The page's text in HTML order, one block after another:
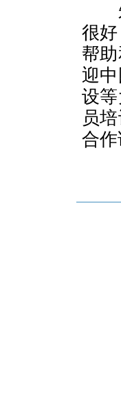
朱
很
帮
迎
设
员
合